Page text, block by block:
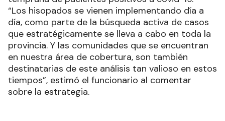
“Los hisopados se vienen implementando día a
día, como parte de la búsqueda activa de casos
que estratégicamente se lleva a cabo en toda la
provincia. Y las comunidades que se encuentran
en nuestra área de cobertura, son también
destinatarias de este análisis tan valioso en estos
tiempos”, estimó el funcionario al comentar
sobre la estrategia.